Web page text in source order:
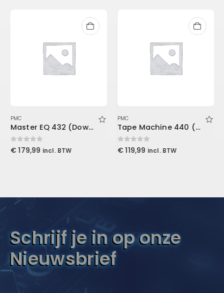
PMC
Master EQ 432 (Download)
0out of 5
€ 179,99 incl. BTW
PMC
Tape Machine 440 (Download)
0out of 5
€ 119,99 incl. BTW
Schrijf je in op onze
Nieuwsbrief